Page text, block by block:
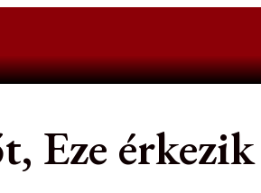
Eze érkezik